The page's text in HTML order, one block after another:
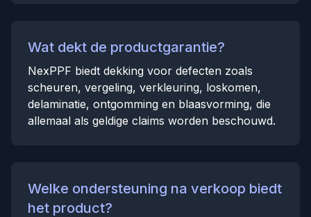
Wat dekt de productgarantie?
NexPPF biedt dekking voor defecten zoals
scheuren, vergeling, verkleuring, loskomen,
delaminatie, ontgomming en blaasvorming, die
allemaal als geldige claims worden beschouwd.
Welke ondersteuning na verkoop biedt
het product?